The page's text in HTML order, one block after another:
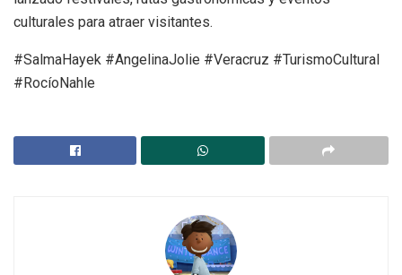
culturales para atraer visitantes.
#SalmaHayek #AngelinaJolie #Veracruz #TurismoCultural
#RocíoNahle